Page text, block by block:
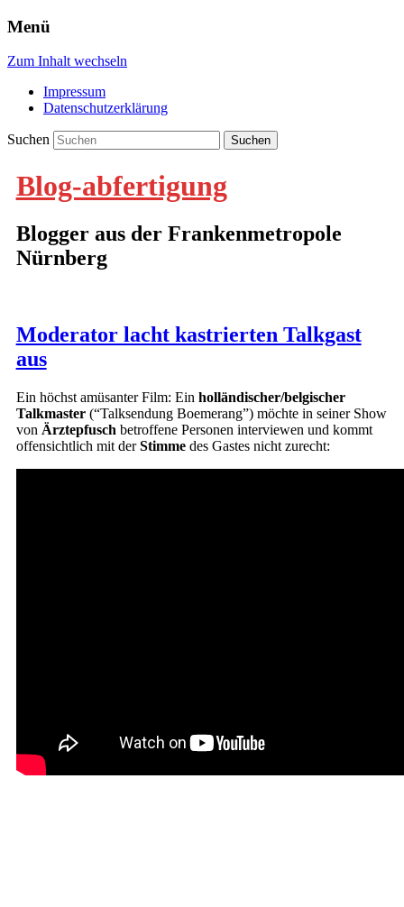
Menü
Zum Inhalt wechseln
Impressum
Datenschutzerklärung
Suchen
Blog-abfertigung
Blogger aus der Frankenmetropole
Nürnberg
Moderator lacht kastrierten Talkgast
aus
Ein höchst amüsanter Film: Ein holländischer/belgischer
Talkmaster(“Talksendung Boemerang”) möchte in seiner Show
von Ärztepfusch betroffene Personen interviewen und kommt
offensichtlich mit derStimmedes Gastes nicht zurecht: